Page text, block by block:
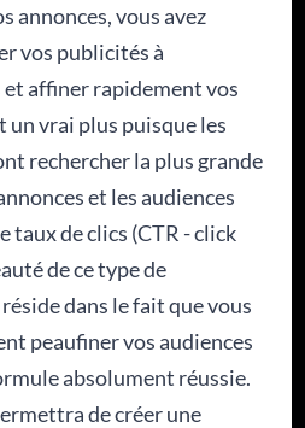
annonces, vous avez
vos publicités à
affiner rapidement vos
un vrai plus puisque les
rechercher la plus grande
et les audiences
taux de clics (CTR - click
de ce type de
réside dans le fait que vous
peaufiner vos audiences
absolument réussie.
de créer une